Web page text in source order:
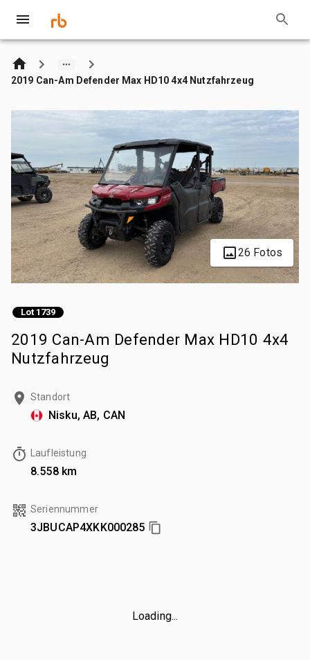
2019 Can-Am Defender Max HD10 4x4 Nutzfahrzeug
26 Fotos
Lot 1739
2019 Can-Am Defender Max HD10 4x4
Nutzfahrzeug
Standort
Nisku, AB, CAN
Laufleistung
8.558 km
Seriennummer
3JBUCAP4XKK000285
Loading...